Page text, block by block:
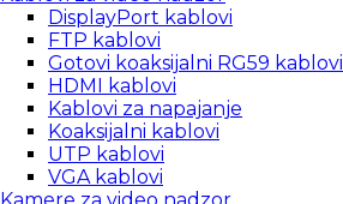
DisplayPort kablovi
FTP kablovi
Gotovi koaksijalni RG59 kablovi
HDMI kablovi
Kablovi za napajanje
Koaksijalni kablovi
UTP kablovi
VGA kablovi